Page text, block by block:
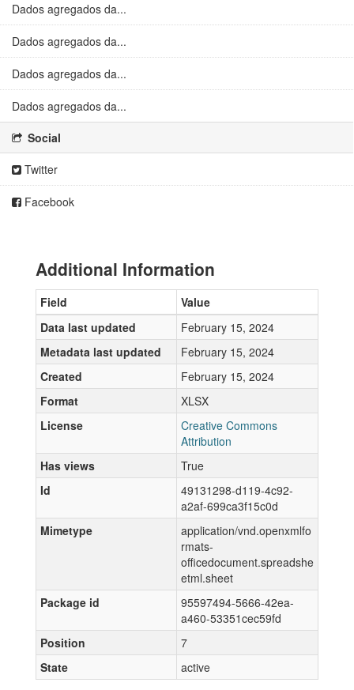
Dados agregados da...
Dados agregados da...
Dados agregados da...
Dados agregados da...
Social
Twitter
Facebook
Additional Information
Field
Value
Data last updated
February 15, 2024
Metadata last updated
February 15, 2024
Created
February 15, 2024
Format
XLSX
License
Creative Commons
Attribution
Has views
True
Id
49131298-d119-4c92-
a2af-699ca3f15c0d
Mimetype
application/vnd.openxmlfo
rmats-
officedocument.spreadshe
etml.sheet
Package id
95597494-5666-42ea-
a460-53351cec59fd
Position
7
State
active